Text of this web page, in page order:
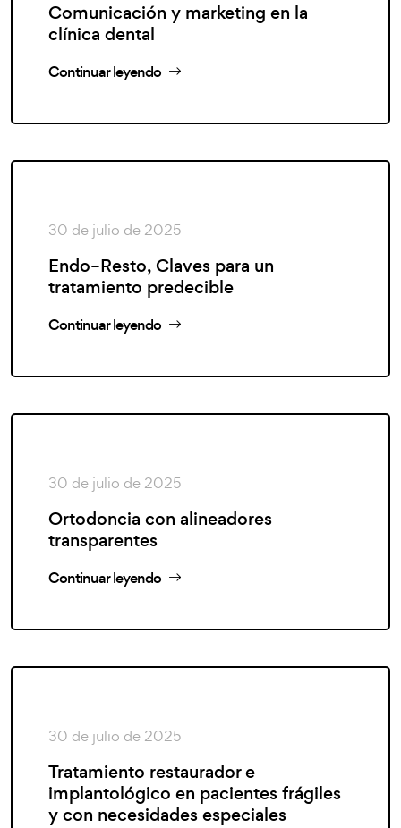
Comunicación y marketing en la
clínica dental
Continuar leyendo
30 de julio de 2025
Endo–Resto, Claves para un
tratamiento predecible
Continuar leyendo
30 de julio de 2025
Ortodoncia con alineadores
transparentes
Continuar leyendo
30 de julio de 2025
Tratamiento restaurador e
implantológico en pacientes frágiles
y con necesidades especiales